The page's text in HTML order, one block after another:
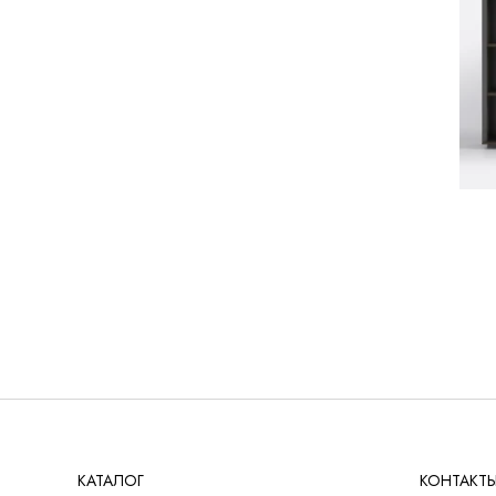
КАТАЛОГ КОНТАКТЫ